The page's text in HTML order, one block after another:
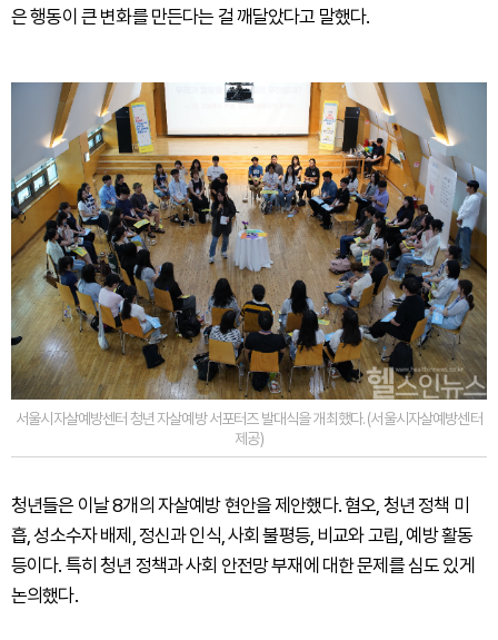
은 행동이 큰 변화를 만든다는 걸 깨달았다고 말했다.
서울시자살예방센터 청년 자살예방 서포터즈 발대식을 개최했다. (서울시자살예방센터
제공)
청년들은 이날 8개의 자살예방 현안을 제안했다. 혐오, 청년 정책 미
흡, 성소수자 배제, 정신과 인식, 사회 불평등, 비교와 고립, 예방 활동
등이다. 특히 청년 정책과 사회 안전망 부재에 대한 문제를 심도 있게
논의했다.